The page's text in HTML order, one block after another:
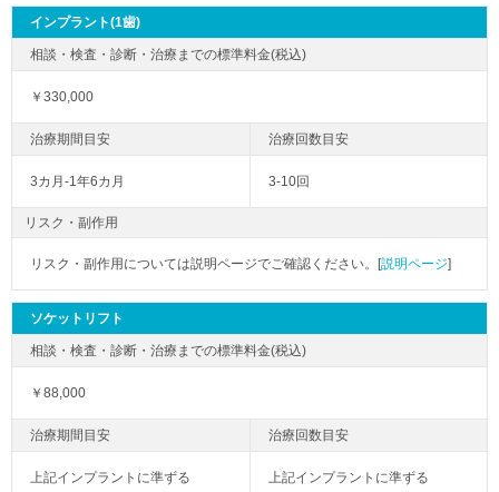
インプラント(1歯)
￥330,000
3カ月-1年6カ月 3-10回
リスク・副作用
リスク・副作用については説明ページでご確認ください。[説明ページ]
ソケットリフト
￥88,000
上記インプラントに準ずる 上記インプラントに準ずる